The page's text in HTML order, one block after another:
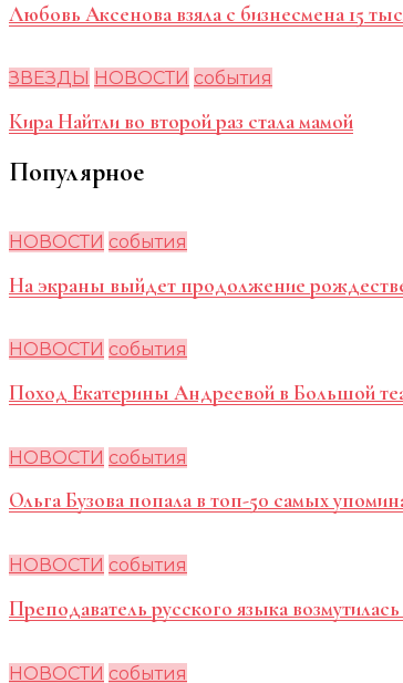
Любовь Аксенова взяла с бизнесмена 15
ЗВЕЗДЫ НОВОСТИ события
Кира Найтли во второй раз стала мамой
Популярное
НОВОСТИ события
На экраны выйдет продолжение
НОВОСТИ события
Поход Екатерины Андреевой в Большой
НОВОСТИ события
Ольга Бузова попала в топ-50 самых
НОВОСТИ события
Преподаватель русского языка
НОВОСТИ события